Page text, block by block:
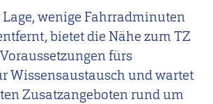
wenige Fahrradminuten
bietet die Nähe zum TZ
fürs
Wissensaustausch und wartet
Zusatzangeboten rund um